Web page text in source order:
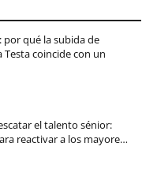
por qué la subida de
coincide con un
el talento sénior:
reactivar a los mayore…